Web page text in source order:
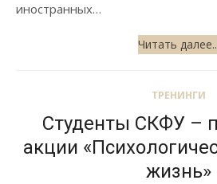
иностранных…
Читать
ТРЕНИНГИ
Студенты СКФУ –
акции
жизнь»